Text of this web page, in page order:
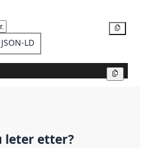
JSON-LD
leter etter?